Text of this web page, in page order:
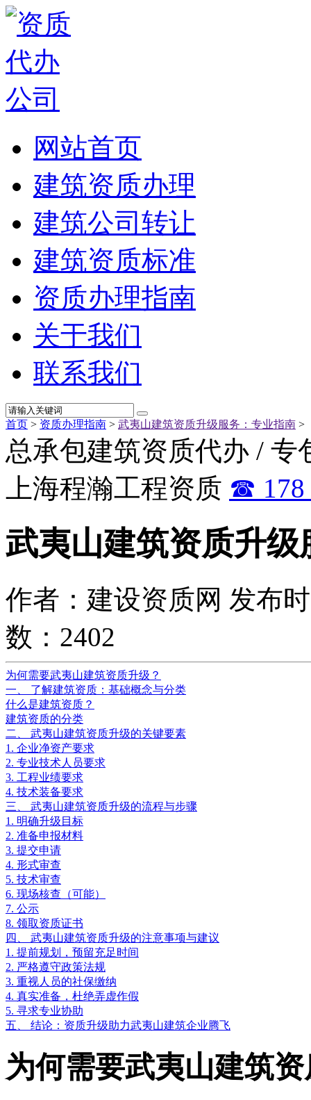
网站首页
建筑资质办理
建筑公司转让
建筑资质标准
资质办理指南
关于我们
联系我们
首页 > 资质办理指南 > 武夷山建筑资质升级服务：专业指南 >
总承包建筑资质代办 / 专
上海程瀚工程资质 ☎ 178
武夷山建筑资质升
作者：建设资质网 发布
数：2402
为何需要武夷山建筑资质升级？
一、 了解建筑资质：基础概念与分类
什么是建筑资质？
建筑资质的分类
二、 武夷山建筑资质升级的关键要素
1. 企业净资产要求
2. 专业技术人员要求
3. 工程业绩要求
4. 技术装备要求
三、 武夷山建筑资质升级的流程与步骤
1. 明确升级目标
2. 准备申报材料
3. 提交申请
4. 形式审查
5. 技术审查
6. 现场核查（可能）
7. 公示
8. 领取资质证书
四、 武夷山建筑资质升级的注意事项与建议
1. 提前规划，预留充足时间
2. 严格遵守政策法规
3. 重视人员的社保缴纳
4. 真实准备，杜绝弄虚作假
5. 寻求专业协助
五、 结论：资质升级助力武夷山建筑企业腾飞
为何需要武夷山建筑